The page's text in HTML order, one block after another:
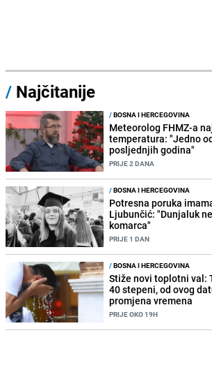
/ Najčitanije
/BOSNA I HERCEGOVINA
Meteorolog FHMZ-a
temperatura: "Jedno
posljednjih godina"
PRIJE 2 DANA
/BOSNA I HERCEGOVINA
Potresna poruka
Ljubunčić: "Dunjaluk
komarca"
PRIJE 1 DAN
/BOSNA I HERCEGOVINA
Stiže novi toplotni val:
40 stepeni, od ovog
promjena vremena
PRIJE OKO 19H